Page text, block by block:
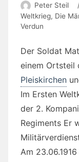
Peter Steil
Weltkrieg, Die
Verdun
Der Soldat
einem Ortsteil
Pleiskirchen
Im Ersten
der 2.
Regiments Er
Am